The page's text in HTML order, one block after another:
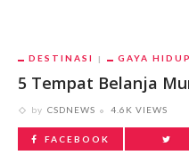
DESTINASI GAYA HIDUP
5 Tempat Belanja
by CSDNEWS 4.6K VIEWS
FACEBOOK